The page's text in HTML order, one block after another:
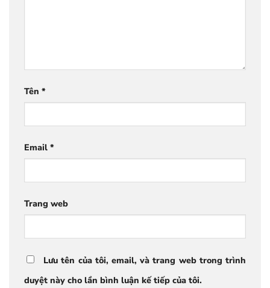
Tên *
Email *
Trang web
Lưu tên của tôi, email, và trang web trong trình
duyệt này cho lần bình luận kế tiếp của tôi.